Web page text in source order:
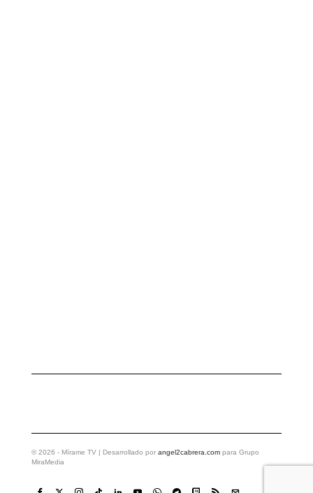
© 2026 - Mírame TV | Desarrollado por angel2cabrera.compara Grupo
MiraMedia